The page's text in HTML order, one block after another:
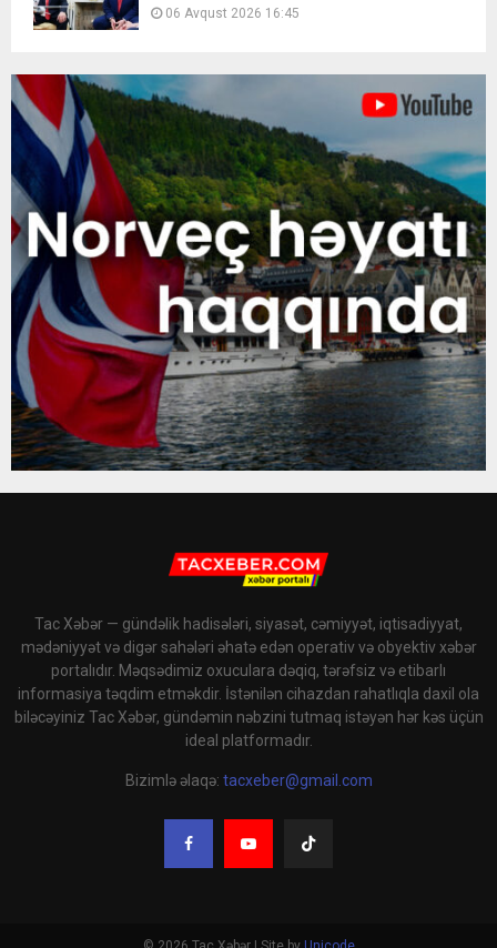
06 Avqust 2026 16:45
Tac Xəbər — gündəlik hadisələri, siyasət, cəmiyyət, iqtisadiyyat,
mədəniyyət və digər sahələri əhatə edən operativ və obyektiv xəbər
portalıdır. Məqsədimiz oxuculara dəqiq, tərəfsiz və etibarlı
informasiya təqdim etməkdir. İstənilən cihazdan rahatlıqla daxil ola
biləcəyiniz Tac Xəbər, gündəmin nəbzini tutmaq istəyən hər kəs üçün
ideal platformadır.
Bizimlə əlaqə: tacxeber@gmail.com